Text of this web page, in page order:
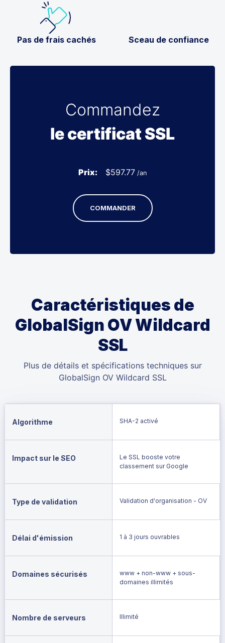
Pas de frais cachés Sceau de confiance
Commandez
le certificat SSL
Prix: $597.77 /an
COMMANDER
Caractéristiques de
GlobalSign OV Wildcard
SSL
Plus de détails et spécifications techniques sur
GlobalSign OV Wildcard SSL
Algorithme SHA-2 activé
Impact sur le SEO
Le SSL booste votre
classement sur Google
Type de validation Validation d'organisation - OV
Délai d'émission 1 à 3 jours ouvrables
Domaines sécurisés
www + non-www + sous-
domaines illimités
Nombre de serveurs Illimité